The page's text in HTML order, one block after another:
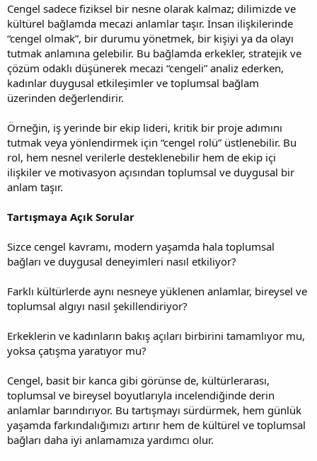
Cengel sadece fiziksel bir nesne olarak kalmaz; dilimizde ve
kültürel bağlamda mecazi anlamlar taşır. İnsan ilişkilerinde
“cengel olmak”, bir durumu yönetmek, bir kişiyi ya da olayı
tutmak anlamına gelebilir. Bu bağlamda erkekler, stratejik ve
çözüm odaklı düşünerek mecazi “cengeli” analiz ederken,
kadınlar duygusal etkileşimler ve toplumsal bağlam
üzerinden değerlendirir.
Örneğin, iş yerinde bir ekip lideri, kritik bir proje adımını
tutmak veya yönlendirmek için “cengel rolü” üstlenebilir. Bu
rol, hem nesnel verilerle desteklenebilir hem de ekip içi
ilişkiler ve motivasyon açısından toplumsal ve duygusal bir
anlam taşır.
Tartışmaya Açık Sorular
Sizce cengel kavramı, modern yaşamda hala toplumsal
bağları ve duygusal deneyimleri nasıl etkiliyor?
Farklı kültürlerde aynı nesneye yüklenen anlamlar, bireysel ve
toplumsal algıyı nasıl şekillendiriyor?
Erkeklerin ve kadınların bakış açıları birbirini tamamlıyor mu,
yoksa çatışma yaratıyor mu?
Cengel, basit bir kanca gibi görünse de, kültürlerarası,
toplumsal ve bireysel boyutlarıyla incelendiğinde derin
anlamlar barındırıyor. Bu tartışmayı sürdürmek, hem günlük
yaşamda farkındalığımızı artırır hem de kültürel ve toplumsal
bağları daha iyi anlamamıza yardımcı olur.